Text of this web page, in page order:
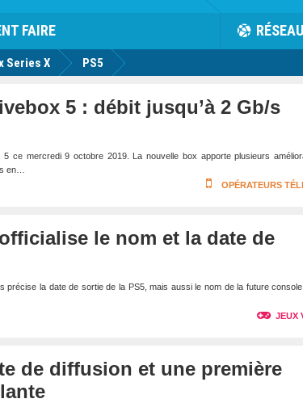
FAIRE RÉSEAU
Series X PS5
5 : débit jusqu’à 2 Gb/s
ce mercredi 9 octobre 2019. La nouvelle box apporte plusieurs
en…
OPÉRATEURS
le nom et la date de
précise la date de sortie de la PS5, mais aussi le nom de la future
JEUX
de diffusion et une première